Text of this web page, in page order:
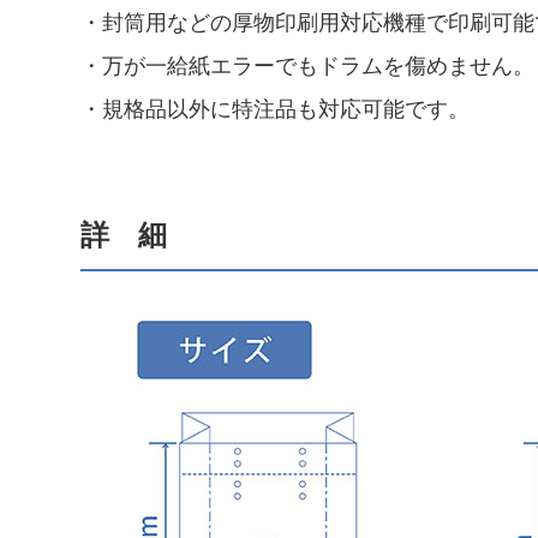
・封筒用などの厚物印刷用対応機種で印刷可
・万が一給紙エラーでもドラムを傷めません。
・規格品以外に特注品も対応可能です。
詳 細